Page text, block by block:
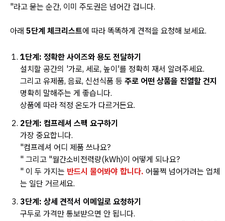
"라고 묻는 순간, 이미 주도권은 넘어간 겁니다.
아래 5단계 체크리스트에 따라 똑똑하게 견적을 요청해 보세요.
1단계: 정확한 사이즈와 용도 전달하기
설치할 공간의 '가로, 세로, 높이'를 정확히 재서 알려주세요.
그리고 유제품, 음료, 신선식품 등 주로 어떤 상품을 진열할 건지
명확히 말해주는 게 좋습니다.
상품에 따라 적정 온도가 다르거든요.
2단계: 컴프레셔 스펙 요구하기
가장 중요합니다.
"컴프레셔 어디 제품 쓰나요?
" 그리고 "월간소비전력량(kWh)이 어떻게 되나요?
" 이 두 가지는 반드시 물어봐야 합니다. 어물쩍 넘어가려는 업체
는 일단 거르세요.
3단계: 상세 견적서 이메일로 요청하기
구두로 가격만 통보받으면 안 됩니다.